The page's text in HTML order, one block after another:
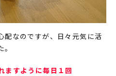
配なのですが、日々元気に活
ますように毎日１回